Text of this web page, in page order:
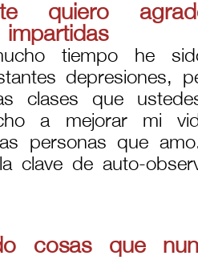
quiero
impartidas
tiempo he
depresiones,
clases que
a mejorar mi
personas que
clave de auto-
cosas que